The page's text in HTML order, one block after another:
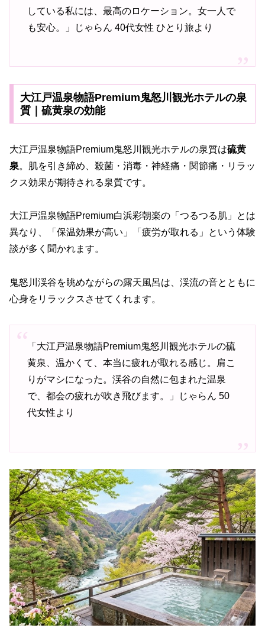
している私には、最高のロケーション。女一人で
も安心。」じゃらん 40代女性 ひとり旅より
大江戸温泉物語Premium鬼怒川観光ホテルの泉
質｜硫黄泉の効能
大江戸温泉物語Premium鬼怒川観光ホテルの泉質は硫黄
泉。肌を引き締め、殺菌・消毒・神経痛・関節痛・リラッ
クス効果が期待される泉質です。
大江戸温泉物語Premium白浜彩朝楽の「つるつる肌」とは
異なり、「保温効果が高い」「疲労が取れる」という体験
談が多く聞かれます。
鬼怒川渓谷を眺めながらの露天風呂は、渓流の音とともに
心身をリラックスさせてくれます。
「大江戸温泉物語Premium鬼怒川観光ホテルの硫
黄泉、温かくて、本当に疲れが取れる感じ。肩こ
りがマシになった。渓谷の自然に包まれた温泉
で、都会の疲れが吹き飛びます。」じゃらん 50
代女性より